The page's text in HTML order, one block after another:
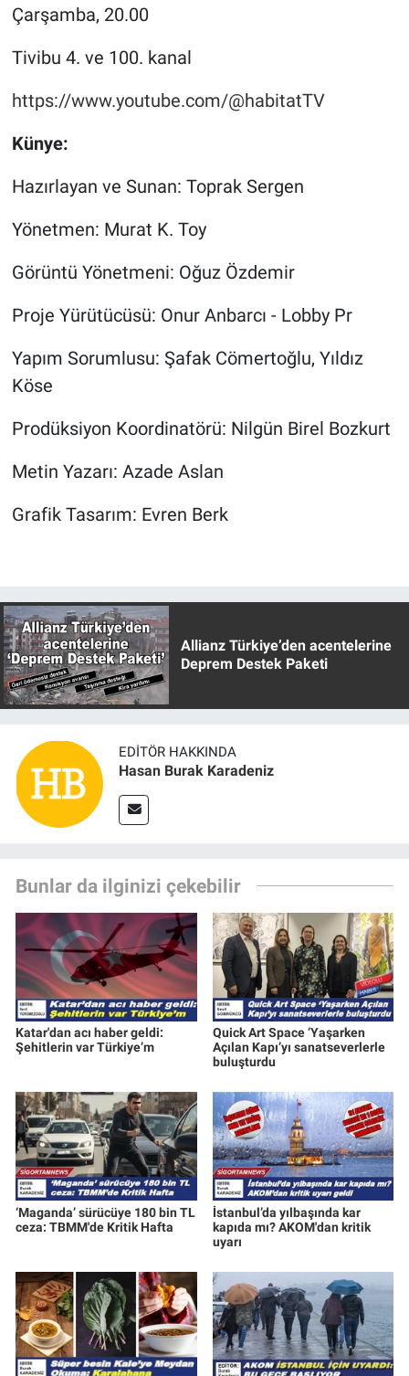
Çarşamba, 20.00
Tivibu 4. ve 100. kanal
https://www.youtube.com/@habitatTV
Künye:
Hazırlayan ve Sunan: Toprak Sergen
Yönetmen: Murat K. Toy
Görüntü Yönetmeni: Oğuz Özdemir
Proje Yürütücüsü: Onur Anbarcı - Lobby Pr
Yapım Sorumlusu: Şafak Cömertoğlu, Yıldız
Köse
Prodüksiyon Koordinatörü: Nilgün Birel Bozkurt
Metin Yazarı: Azade Aslan
Grafik Tasarım: Evren Berk
Allianz Türkiye’den acentelerine
Deprem Destek Paketi
EDITÖR HAKKINDA
Hasan Burak Karadeniz
Bunlar da ilginizi çekebilir
Katar'dan acı haber geldi:
Şehitlerin var Türkiye’m
Quick Art Space ‘Yaşarken
Açılan Kapı’yı sanatseverlerle
buluşturdu
‘Maganda’ sürücüye 180 bin TL
ceza: TBMM'de Kritik Hafta
İstanbul’da yılbaşında kar
kapıda mı? AKOM'dan kritik
uyarı